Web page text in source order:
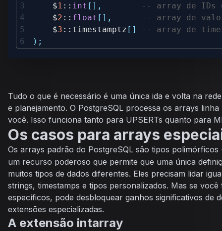
    $
1 :: int [ ] ,
-- array de IDs
    $
2 :: float [ ] ,
-- array de
    $
3 ::timestamptz [ ]
-- array de
) ;
Tudo o que é necessário é uma única ida e volta na
e planejamento. O PostgreSQL processa os arrays
você. Isso funciona tanto para UPSERTs quanto para
Os casos para arrays
Os arrays padrão do PostgreSQL são tipos polimórficos
um recurso poderoso que permite que uma única
muitos tipos de dados diferentes. Eles precisam lidar
strings, timestamps e tipos personalizados. Mas se você
específicos, pode desbloquear ganhos significativos de
extensões especializadas.
A extensão intarray